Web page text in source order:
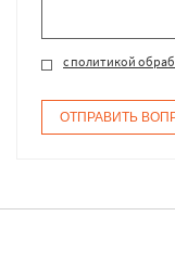
с политикой